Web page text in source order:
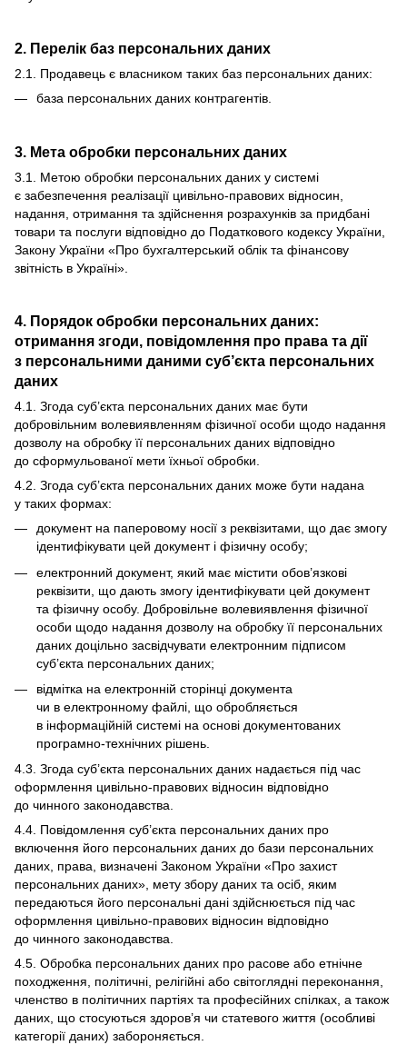
2. Перелік баз персональних даних
2.1. Продавець є власником таких баз персональних даних:
база персональних даних контрагентів.
3. Мета обробки персональних даних
3.1. Метою обробки персональних даних у системі
є забезпечення реалізації цивільно-правових відносин,
надання, отримання та здійснення розрахунків за придбані
товари та послуги відповідно до Податкового кодексу України,
Закону України «Про бухгалтерський облік та фінансову
звітність в Україні».
4. Порядок обробки персональних даних:
отримання згоди, повідомлення про права та дії
з персональними даними суб’єкта персональних
даних
4.1. Згода суб’єкта персональних даних має бути
добровільним волевиявленням фізичної особи щодо надання
дозволу на обробку її персональних даних відповідно
до сформульованої мети їхньої обробки.
4.2. Згода суб’єкта персональних даних може бути надана
у таких формах:
документ на паперовому носії з реквізитами, що дає змогу
ідентифікувати цей документ і фізичну особу;
електронний документ, який має містити обов’язкові
реквізити, що дають змогу ідентифікувати цей документ
та фізичну особу. Добровільне волевиявлення фізичної
особи щодо надання дозволу на обробку її персональних
даних доцільно засвідчувати електронним підписом
суб’єкта персональних даних;
відмітка на електронній сторінці документа
чи в електронному файлі, що обробляється
в інформаційній системі на основі документованих
програмно-технічних рішень.
4.3. Згода суб’єкта персональних даних надається під час
оформлення цивільно-правових відносин відповідно
до чинного законодавства.
4.4. Повідомлення суб’єкта персональних даних про
включення його персональних даних до бази персональних
даних, права, визначені Законом України «Про захист
персональних даних», мету збору даних та осіб, яким
передаються його персональні дані здійснюється під час
оформлення цивільно-правових відносин відповідно
до чинного законодавства.
4.5. Обробка персональних даних про расове або етнічне
походження, політичні, релігійні або світоглядні переконання,
членство в політичних партіях та професійних спілках, а також
даних, що стосуються здоров’я чи статевого життя (особливі
категорії даних) забороняється.